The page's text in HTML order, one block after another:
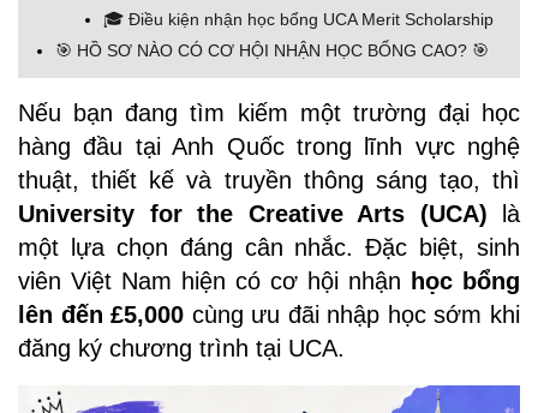
🎓 Điều kiện nhận học bổng UCA Merit Scholarship
🎯 HỒ SƠ NÀO CÓ CƠ HỘI NHẬN HỌC BỔNG CAO? 🎯
Nếu bạn đang tìm kiếm một trường đại học
hàng đầu tại Anh Quốc trong lĩnh vực nghệ
thuật, thiết kế và truyền thông sáng tạo, thì
University for the Creative Arts (UCA) là
một lựa chọn đáng cân nhắc. Đặc biệt, sinh
viên Việt Nam hiện có cơ hội nhận học bổng
lên đến £5,000 cùng ưu đãi nhập học sớm khi
đăng ký chương trình tại UCA.